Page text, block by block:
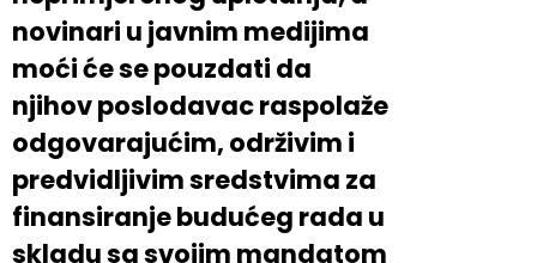
novinari u javnim medijima
moći će se pouzdati da
njihov poslodavac raspolaže
odgovarajućim, održivim i
predvidljivim sredstvima za
finansiranje budućeg rada u
skladu sa svojim mandatom